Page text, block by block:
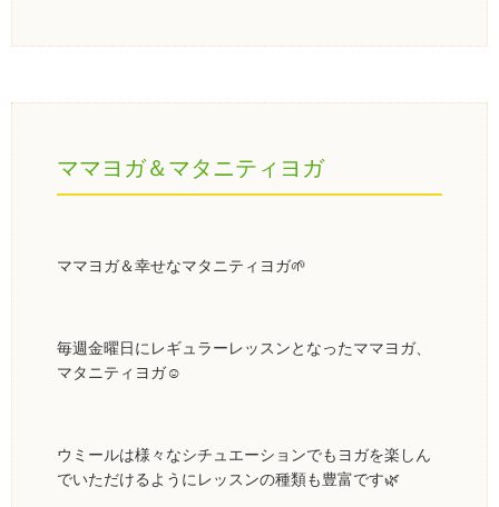
ママヨガ＆マタニティヨガ
ママヨガ＆幸せなマタニティヨガ🌱
毎週金曜日にレギュラーレッスンとなったママヨガ、
マタニティヨガ☺️
ウミールは様々なシチュエーションでもヨガを楽しん
でいただけるようにレッスンの種類も豊富です🌿